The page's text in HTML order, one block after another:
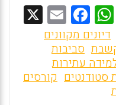
W
h
at
s
A
F
a
ce
b
o
E
m
l
דיונים מקוונים
סביבות
עתירות
סטודנטים קורסים